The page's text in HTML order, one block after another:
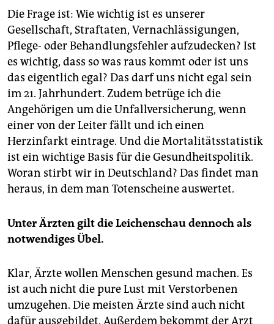
Die Frage ist: Wie wichtig ist es unserer
Gesellschaft, Straftaten, Vernachlässigungen,
Pflege- oder Behandlungsfehler aufzudecken? Ist
es wichtig, dass so was raus kommt oder ist uns
das eigentlich egal? Das darf uns nicht egal sein
im 21. Jahrhundert. Zudem betrüge ich die
Angehörigen um die Unfallversicherung, wenn
einer von der Leiter fällt und ich einen
Herzinfarkt eintrage. Und die Mortalitätsstatistik
ist ein wichtige Basis für die Gesundheitspolitik.
Woran stirbt wir in Deutschland? Das findet man
heraus, in dem man Totenscheine auswertet.
Unter Ärzten gilt die Leichenschau dennoch als
notwendiges Übel.
Klar, Ärzte wollen Menschen gesund machen. Es
ist auch nicht die pure Lust mit Verstorbenen
umzugehen. Die meisten Ärzte sind auch nicht
dafür ausgebildet. Außerdem bekommt der Arzt